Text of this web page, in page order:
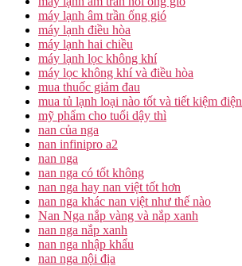
máy lạnh âm trần ống gió
máy lạnh điều hòa
máy lạnh hai chiều
máy lạnh lọc không khí
máy lọc không khí và điều hòa
mua thuốc giảm đau
mua tủ lạnh loại nào tốt và tiết kiệm điện
mỹ phẩm cho tuổi dậy thì
nan của nga
nan infinipro a2
nan nga
nan nga có tốt không
nan nga hay nan việt tốt hơn
nan nga khác nan việt như thế nào
Nan Nga nắp vàng và nắp xanh
nan nga nắp xanh
nan nga nhập khẩu
nan nga nội địa